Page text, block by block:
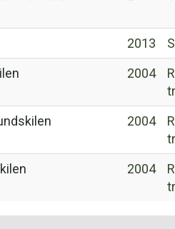
2013
2004
2004
2004